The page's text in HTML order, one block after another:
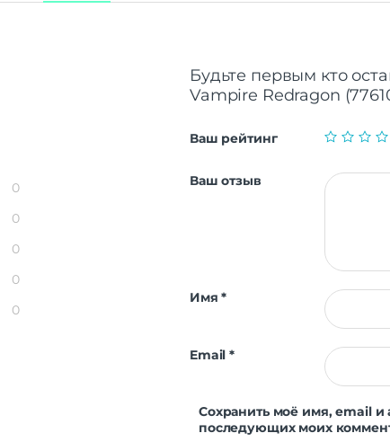
0
0
0
0
0
Будьте первым кто
Vampire Redragon
Ваш рейтинг
Ваш отзыв
Имя*
Email*
Сохранить моё имя, email и
последующих моих